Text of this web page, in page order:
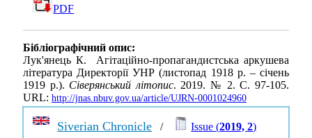
PDF
Бібліографічний опис:
Лук'янець К. Агітаційно-пропагандистська аркушева
література Директорії УНР (листопад 1918 р. – січень
1919 р.). Сіверянський літопис. 2019. № 2. С. 97-105.
URL: http://jnas.nbuv.gov.ua/article/UJRN-0001024960
Siverian Chronicle / Issue (2019, 2)